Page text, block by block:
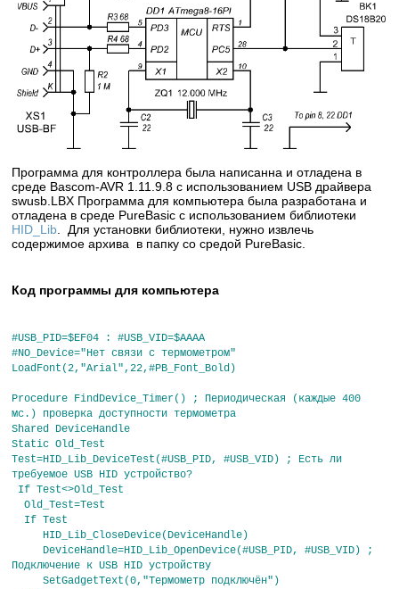
Программа для контроллера была написанна и отладена в
среде Bascom-AVR 1.11.9.8 с использованием USB драйвера
swusb.LBX Программа для компьютера была разработана и
отладена в среде PureBasic с использованием библиотеки
HID_Lib. Для установки библиотеки, нужно извлечь
содержимое архива в папку со средой PureBasic.
Код программы для компьютера
#USB_PID=$EF04 : #USB_VID=$AAAA
#NO_Device="Нет связи с термометром"
LoadFont(2,"Arial",22,#PB_Font_Bold)
Procedure FindDevice_Timer() ; Периодическая (каждые 400
мс.) проверка доступности термометра
Shared DeviceHandle
Static Old_Test
Test=HID_Lib_DeviceTest(#USB_PID, #USB_VID) ; Есть ли
требуемое USB HID устройство?
If Test<>Old_Test
Old_Test=Test
If Test
HID_Lib_CloseDevice(DeviceHandle)
DeviceHandle=HID_Lib_OpenDevice(#USB_PID, #USB_VID) ;
Подключение к USB HID устройству
SetGadgetText(0,"Термометр подключён")